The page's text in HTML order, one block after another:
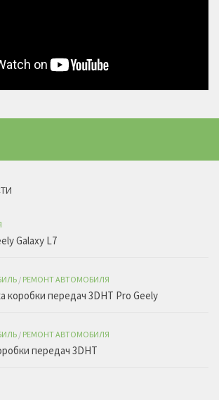
Galaxy L7
/ РЕМОНТ АВТОМОБИЛЯ
коробки передач 3DHT Pro Geely
/ РЕМОНТ АВТОМОБИЛЯ
передач 3DHT